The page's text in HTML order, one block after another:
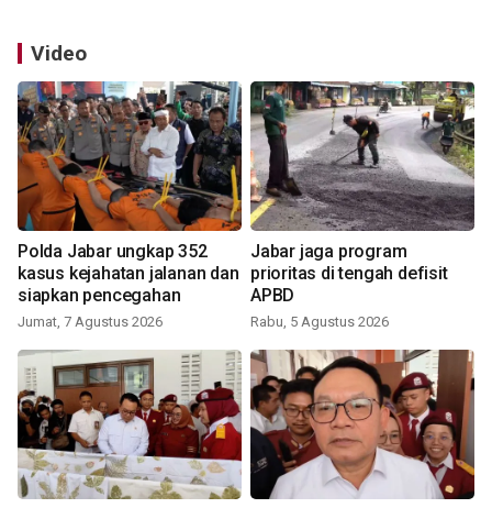
Video
Polda Jabar ungkap 352
kasus kejahatan jalanan dan
siapkan pencegahan
Jumat, 7 Agustus 2026
Jabar jaga program
prioritas di tengah defisit
APBD
Rabu, 5 Agustus 2026